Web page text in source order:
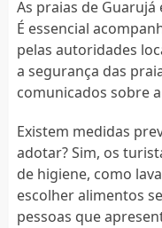
As praias de
É essencial
pelas autoridades
a segurança das
comunicados sobre
Existem medidas
adotar? Sim, os
de higiene, como
escolher alimentos
pessoas que